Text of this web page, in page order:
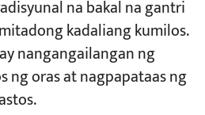
na bakal na gantri
kadaliang kumilos.
nangangailangan ng
ng oras at nagpapataas ng